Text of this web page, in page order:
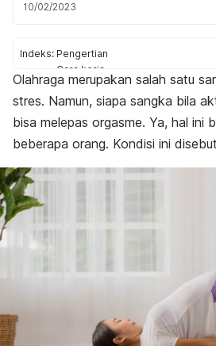
10/02/2023
Indeks: Pengertian
Cara kerja
Olahraga pemicu
Olahraga merupakan salah satu
stres. Namun, siapa sangka bila
bisa melepas orgasme. Ya, hal ini
beberapa orang. Kondisi ini